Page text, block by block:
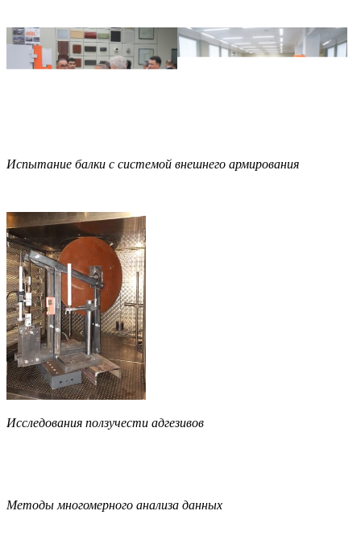
Испытание балки с системой внешнего армирования
Исследования ползучести адгезивов
Методы многомерного анализа данных